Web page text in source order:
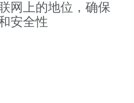
网上的地位，确保
安全性
购买